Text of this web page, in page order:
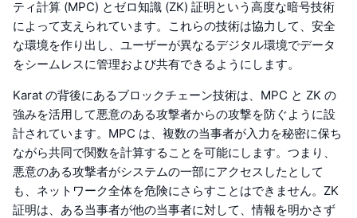
ティ計算 (MPC) とゼロ知識 (ZK) 証明という高度な暗号技術
によって支えられています。これらの技術は協力して、安全
な環境を作り出し、ユーザーが異なるデジタル環境でデータ
をシームレスに管理および共有できるようにします。
Karat の背後にあるブロックチェーン技術は、MPC と ZK の
強みを活用して悪意のある攻撃者からの攻撃を防ぐように設
計されています。MPC は、複数の当事者が入力を秘密に保ち
ながら共同で関数を計算することを可能にします。つまり、
悪意のある攻撃者がシステムの一部にアクセスしたとして
も、ネットワーク全体を危険にさらすことはできません。ZK
証明は、ある当事者が他の当事者に対して、情報を明かさず